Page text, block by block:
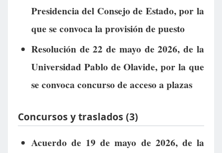
Presidencia del Consejo de Estado, por la
que se convoca la provisión de puesto
Resolución de 22 de mayo de 2026, de la
Universidad Pablo de Olavide, por la que
se convoca concurso de acceso a plazas
Concursos y traslados (3)
Acuerdo de 19 de mayo de 2026, de la